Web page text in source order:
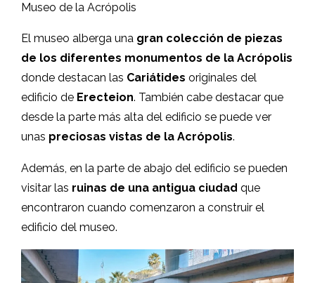
Museo de la Acrópolis
El museo alberga una gran colección de piezas
de los diferentes monumentos de la Acrópolis
donde destacan las Cariátides originales del
edificio de Erecteion. También cabe destacar que
desde la parte más alta del edificio se puede ver
unas preciosas vistas de la Acrópolis.
Además, en la parte de abajo del edificio se pueden
visitar las ruinas de una antigua ciudad que
encontraron cuando comenzaron a construir el
edificio del museo.